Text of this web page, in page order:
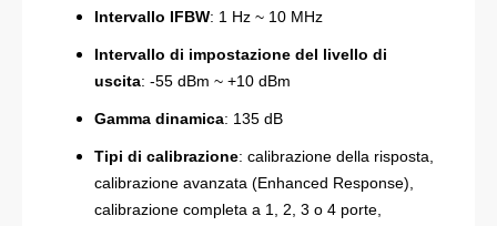
Intervallo IFBW: 1 Hz ~ 10 MHz
Intervallo di impostazione del livello di
uscita: -55 dBm ~ +10 dBm
Gamma dinamica: 135 dB
Tipi di calibrazione: calibrazione della risposta,
calibrazione avanzata (Enhanced Response),
calibrazione completa a 1, 2, 3 o 4 porte,